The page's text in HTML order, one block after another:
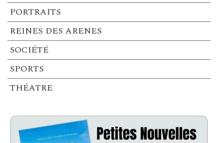
PORTRAITS
REINES DES ARENES
SOCIÉTÉ
SPORTS
THÉATRE